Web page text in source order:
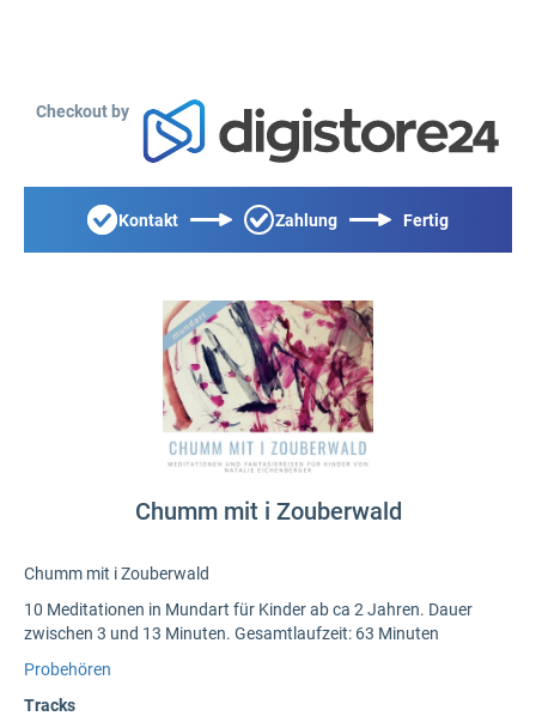
Checkout by
Kontakt Zahlung Fertig
Chumm mit i Zouberwald
Chumm mit i Zouberwald
10 Meditationen in Mundart für Kinder ab ca 2 Jahren. Dauer
zwischen 3 und 13 Minuten. Gesamtlaufzeit: 63 Minuten
Probehören
Tracks